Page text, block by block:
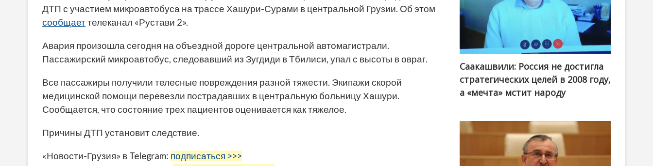
ДТП с участием микроавтобуса на трассе Хашури-Сурами в центральной Грузии. Об этом
сообщаеттелеканал «Рустави 2».
Авария произошла сегодня на объездной дороге центральной автомагистрали.
Пассажирский микроавтобус, следовавший из Зугдиди в Тбилиси, упал с высоты в овраг.
Все пассажиры получили телесные повреждения разной тяжести. Экипажи скорой
медицинской помощи перевезли пострадавших в центральную больницу Хашури.
Сообщается, что состояние трех пациентов оценивается как тяжелое.
Причины ДТП установит следствие.
«Новости-Грузия» в Telegram: подписаться >>>
Саакашвили: Россия не достигла
стратегических целей в 2008 году,
а «мечта» мстит народу